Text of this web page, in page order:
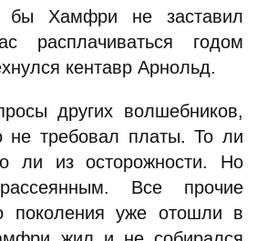
Хамфри не заставил
расплачиваться годом
кентавр Арнольд.
других волшебников,
требовал платы. То ли
ли из осторожности. Но
Все прочие
поколения уже отошли в